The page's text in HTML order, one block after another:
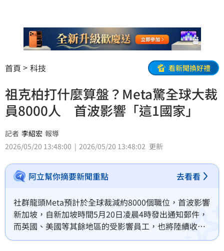
首頁 科技 看新聞換好禮
祖克柏打什麼算盤？Meta驚全球大裁
員8000人 首波影響「這1國家」
記者 李紹宏 報導
2026/05/20 13:48:00
2026/05/20 13:48:02 更新
阿立幫你摘要新聞重點 去看看
社群龍頭Meta預計於全球裁減約8000個職位，首波影響
新加坡，自新加坡時間5月20日凌晨4時發出通知郵件，
而英國、美國等其餘地區的受影響員工，也將陸續收到
通知。為了因應組織變動，公司已建議員工當日調整為